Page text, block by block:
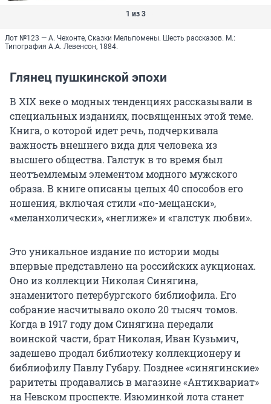
1 из 3
Лот №123 — А. Чехонте, Сказки Мельпомены. Шесть рассказов. М.:
Типография А.А. Левенсон, 1884.
Глянец пушкинской эпохи
В XIX веке о модных тенденциях рассказывали в
специальных изданиях, посвященных этой теме.
Книга, о которой идет речь, подчеркивала
важность внешнего вида для человека из
высшего общества. Галстук в то время был
неотъемлемым элементом модного мужского
образа. В книге описаны целых 40 способов его
ношения, включая стили «по-мещански»,
«меланхолически», «неглиже» и «галстук любви».
Это уникальное издание по истории моды
впервые представлено на российских аукционах.
Оно из коллекции Николая Синягина,
знаменитого петербургского библиофила. Его
собрание насчитывало около 20 тысяч томов.
Когда в 1917 году дом Синягина передали
воинской части, брат Николая, Иван Кузьмич,
задешево продал библиотеку коллекционеру и
библиофилу Павлу Губару. Позднее «синягинские»
раритеты продавались в магазине «Антиквариат»
на Невском проспекте. Изюминкой лота станет